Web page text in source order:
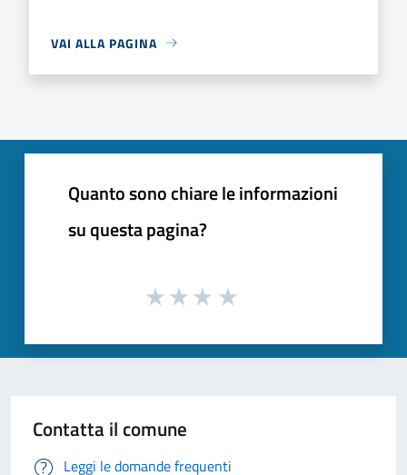
VAI ALLA PAGINA
Quanto sono chiare le informazioni
su questa pagina?
Contatta il comune
Leggi le domande frequenti